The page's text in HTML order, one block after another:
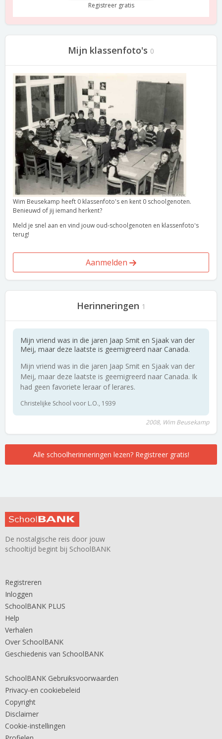
Registreer gratis
Mijn klassenfoto's 0
Wim Beusekamp heeft 0 klassenfoto's en kent 0 schoolgenoten.
Benieuwd of jij iemand herkent?
Meld je snel aan en vind jouw oud-schoolgenoten en klassenfoto's
terug!
Aanmelden
Herinneringen 1
Mijn vriend was in die jaren Jaap Smit en Sjaak van der
Meij, maar deze laatste is geemigreerd naar Canada.
Mijn vriend was in die jaren Jaap Smit en Sjaak van der
Meij, maar deze laatste is geemigreerd naar Canada. Ik
had geen favoriete leraar of lerares.
Christelijke School voor L.O., 1939
2008, Wim Beusekamp
Alle schoolherinneringen lezen? Registreer gratis!
De nostalgische reis door jouw
schooltijd begint bij SchoolBANK
Registreren
Inloggen
SchoolBANK PLUS
Help
Verhalen
Over SchoolBANK
Geschiedenis van SchoolBANK
SchoolBANK Gebruiksvoorwaarden
Privacy-en cookiebeleid
Copyright
Disclaimer
Cookie-instellingen